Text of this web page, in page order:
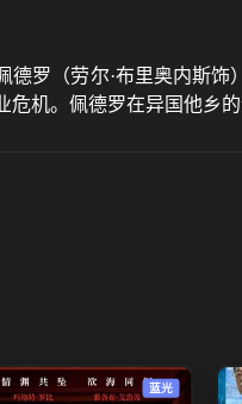
（劳尔·布里奥内斯饰
机。佩德罗在异国他乡
蓝光